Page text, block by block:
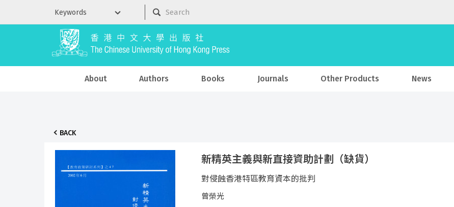
About Authors Books Journals Other Products News
BACK
新精英主義與新直接資助計劃（缺貨）
對侵蝕香港特區教育資本的批判
曾榮光